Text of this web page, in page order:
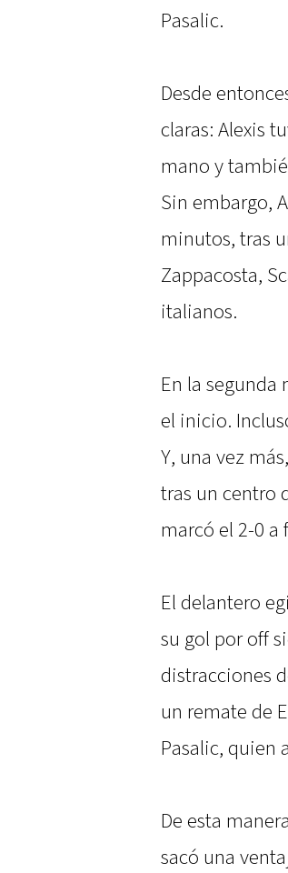
Pasalic.
Desde
claras: Alexis
mano y
Sin embargo,
minutos, tras
Zappacosta,
italianos.
En la segunda
el inicio.
Y, una vez
tras un centro
marcó el 2-0 a
El delantero
su gol por off
distracciones
un remate de
Pasalic, quien
De esta
sacó una